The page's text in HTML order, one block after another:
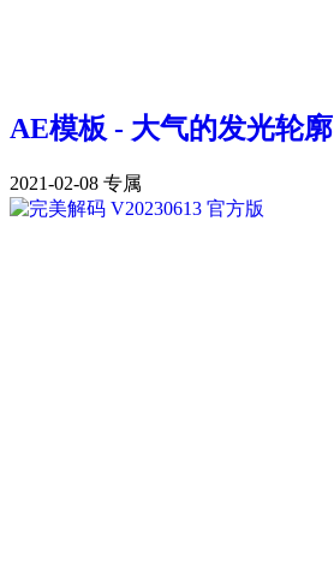
AE模板 - 大气的发光轮廓
2021-02-08 专属